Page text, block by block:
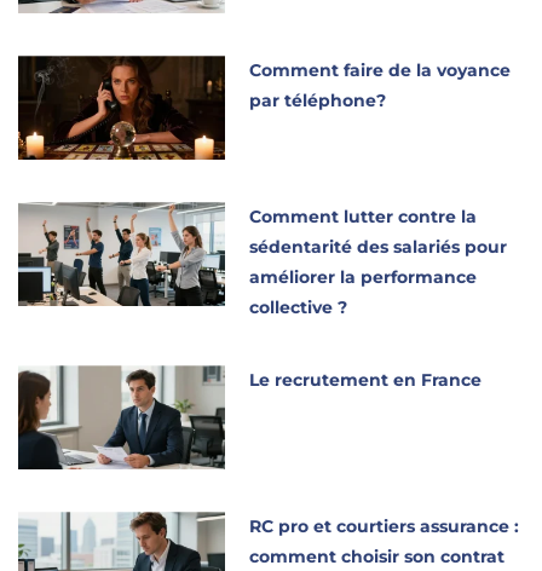
Comment faire de la voyance
par téléphone?
Comment lutter contre la
sédentarité des salariés pour
améliorer la performance
collective ?
Le recrutement en France
RC pro et courtiers assurance :
comment choisir son contrat